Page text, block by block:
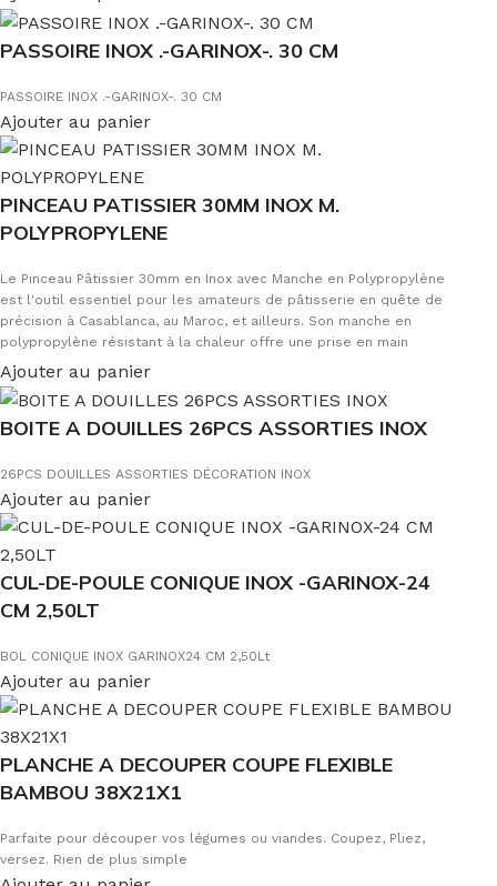
PASSOIRE INOX .-GARINOX-. 30 CM
PASSOIRE INOX .-GARINOX-. 30 CM
Ajouter au panier
PINCEAU PATISSIER 30MM INOX M.
POLYPROPYLENE
Le Pinceau Pâtissier 30mm en Inox avec Manche en Polypropylène
est l'outil essentiel pour les amateurs de pâtisserie en quête de
précision à Casablanca, au Maroc, et ailleurs. Son manche en
polypropylène résistant à la chaleur offre une prise en main
confortable, tandis que la tête en acier inoxydable de 30mm
permet une application uniforme de glaçages, sauces et huiles.
Polyvalent et facile à entretenir, ce pinceau est idéal pour
badigeonner gâteaux, mariner viandes, parfumer poissons et
vos compétences pâtissières avec cet outil exceptionnel.
qu'il peut apporter dans votre cuisine.
Ajouter au panier
BOITE A DOUILLES 26PCS ASSORTIES INOX
26PCS DOUILLES ASSORTIES DÉCORATION INOX
Ajouter au panier
CUL-DE-POULE CONIQUE INOX -GARINOX-24
CM 2,50LT
BOL CONIQUE INOX GARINOX24 CM 2,50Lt
Ajouter au panier
PLANCHE A DECOUPER COUPE FLEXIBLE
BAMBOU 38X21X1
Parfaite pour découper vos légumes ou viandes. Coupez, Pliez,
versez. Rien de plus simple